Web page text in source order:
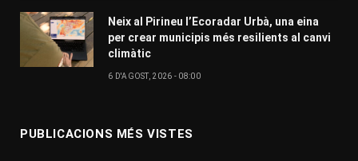
Neix al Pirineu l’Ecoradar Urbà, una eina
per crear municipis més resilients al canvi
climàtic
6 D'AGOST, 2026 - 08:00
PUBLICACIONS MÉS VISTES